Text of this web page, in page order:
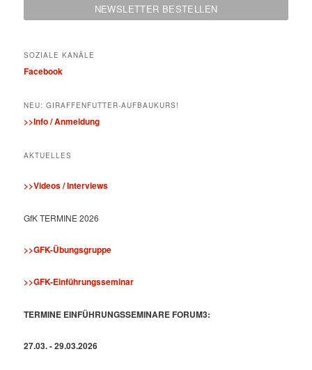
SOZIALE KANÄLE
Facebook
NEU: GIRAFFENFUTTER-AUFBAUKURS!
>>Info / Anmeldung
AKTUELLES
>>Videos / Interviews
GfK TERMINE 2026
>>GFK-Übungsgruppe
>>GFK-Einführungsseminar
TERMINE EINFÜHRUNGSSEMINARE FORUM3:
27.03. - 29.03.2026